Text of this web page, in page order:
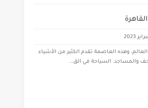
وهذه العاصمة تقدم الكثير من الأشياء
والمساجد. السياحة في الق...